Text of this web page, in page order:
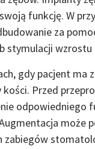
funkcję. W
za
stymulacji
gdy pacjent ma
Przed
odpowiedniego
może
zabiegów